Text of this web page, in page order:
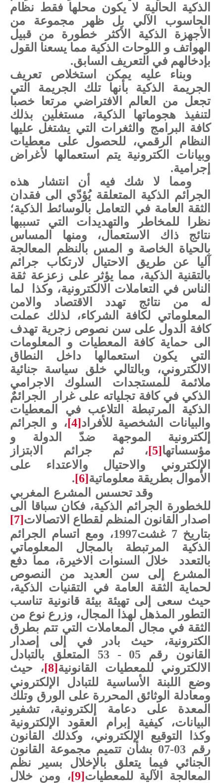
الذكية الحالية لا يكون محلها فقط نظام
الحاسوب الآلي بل ظهر مجموعة من
الأجهزة الذكية الأكثر خطورة من قبيل
الهواتف و اللوحات الذكية مما يسعنا القول
بإدخالهم في التعريف السابق.
وبناء عليه يمكن استخلاص تعريف
الجريمة الذكية بأنها تلك الجريمة التي
تجعل من العالم الافتراضي مرتعا خصبا
لتنفيذ هجوماتها الذكية، مستغلين بذلك
كافة البرامج والثغرات التي يشتغل عليها
النظام الرقمي، للحصول على معطيات
وبيانات الكترونية يتم استعمالها لأغراض
إجرامية.
ومما لا شك فيه أن انتشار هذه
الجرائم الذكية المتعلقة يُؤدّي الى فقدان
الثقة العامة في التعامل بالوسائط الذكية؛
نظرا للمخاطر والتهديدات التي تسببها
نتائج ذاك الاستعمال، ومنها المساس
بالحياة الخاصة و المس بالنظم المعالجة
آليا عن طريق الاحتيال لارتكاب جرائم
بالتقنية الذكية، مما يؤثر على زعزعة ثقة
الناس في التعاملات الالكترونية، وكذا
لما
له من نتائج تهدد الاقتصاد والامن
المعلوماتي لكافة الشركاء، لذلك عملت
كافة الدول على سن نصوص زجرية تهدف
الى حماية كافة المعطيات و المعلومات
التي يكون استعمالها داخل النطاق
الالكتروني، وبالتالي خلق سياسة جنائية
ملائمة للمستجدات السلوك الاجرامي
الذكي في كافة تجلياته على غرار
الجرائمٌ
الذكية المرتبطة التلاعب في المعطيات
والبيانات الشخصية للأفراد[4]، و الجرائم
إلكترونية الموجهة ضدّ الدولة و
مؤسساتها[5]، ثم جرائم الابتزاز
الإلكتروني والاحتيال
والاعتداء على
الأموال بطريقة معلوماتية[6]
.
وقد تحسس المشرع المغربي
للخطورة الجرائم الذكية، فكان سباقا الى
اصدار القانون المنظم لقطاع الاتصالات[7]
بتاريخ 7 غشت1997، ومع اتسام الجرائم
الذكية المرتبطة بالمجال المعلوماتي
بالتعدد
خلال السنوات الاخيرة، مما دفع
المشرع إلى سن العديد من النصوص
لحماية الثقة العامة في التقنيات الذكية،
حيث سعى إلى تهيئة بيئة قانونية تناسب
التطور المذهل لهذا المجال، وزرع نوع من
الثقة في مجال المعاملات التي تتم بطرق
الكترونية، حيث بادر في إلى إصدار
القانون رقم 05 - 53 المتعلق بالتبادل
الالكتروني للمعطيات القانونية[8]، حيث
وضع اللبنة الأساسية للتبادل الإلكتروني
ومعادلة الوثائق المحررة على الورق وتلك
المعدة على دعامة إلكترونية، تشفير
البيانات، كيفية إبرام العقود الإلكترونية
وكذا التوقيع الإلكتروني، وكذلك القانون
رقم 03-07 بشأن تتميم مجموعة القانون
الجنائي فيما يتعلق بالإخلال بسير نظم
المعالجة الآلية للمعطيات[9]، ومن خلال